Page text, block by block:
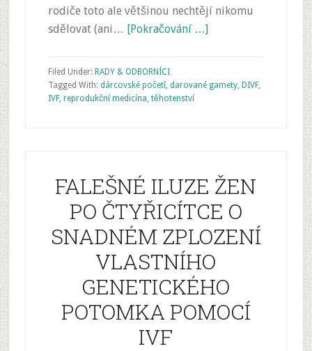
rodiče toto ale většinou nechtějí nikomu
sdělovat (ani… [Pokračování …]
Filed Under: RADY & ODBORNÍCI
Tagged With: dárcovské početí, darované gamety, DIVF,
IVF, reprodukční medicína, těhotenství
FALEŠNÉ ILUZE ŽEN
PO ČTYŘICÍTCE O
SNADNÉM ZPLOZENÍ
VLASTNÍHO
GENETICKÉHO
POTOMKA POMOCÍ
IVF